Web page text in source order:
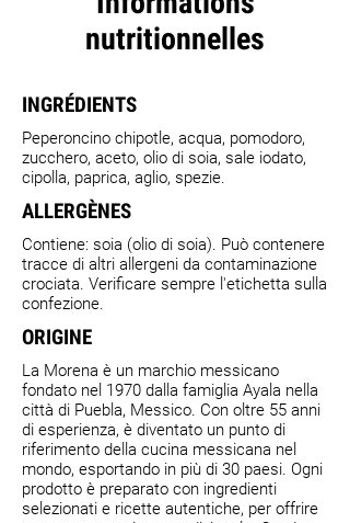
nutritionnelles
INGRÉDIENTS
Peperoncino chipotle, acqua, pomodoro,
zucchero, aceto, olio di soia, sale iodato,
cipolla, paprica, aglio, spezie.
ALLERGÈNES
Contiene: soia (olio di soia). Può contenere
tracce di altri allergeni da contaminazione
crociata. Verificare sempre l'etichetta sulla
confezione.
ORIGINE
La Morena è un marchio messicano
fondato nel 1970 dalla famiglia Ayala nella
città di Puebla, Messico. Con oltre 55 anni
di esperienza, è diventato un punto di
riferimento della cucina messicana nel
mondo, esportando in più di 30 paesi. Ogni
prodotto è preparato con ingredienti
selezionati e ricette autentiche, per offrire